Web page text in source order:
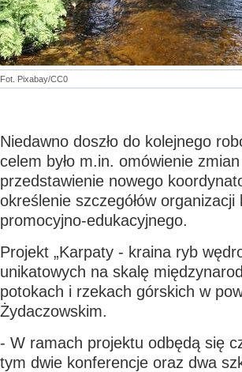
Fot. Pixabay/CC0
Niedawno doszło do kolejnego
celem było m.in. omówienie
przedstawienie nowego
określenie szczegółów
promocyjno-edukacyjnego.
Projekt „Karpaty - kraina ryb
unikatowych na skalę
potokach i rzekach górskich w
Żydaczowskim.
- W ramach projektu odbędą się
tym dwie konferencje oraz dwa